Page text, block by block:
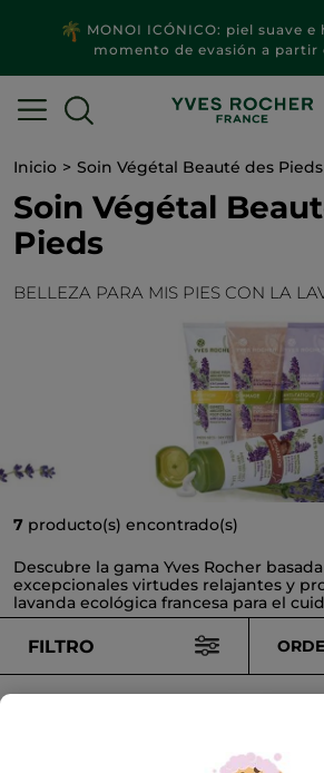
MONOI ICÓNICO: piel suave e
momento de evasión a partir
Inicio Soin Végétal Beauté des Pieds
Soin Végétal
Pieds
BELLEZA PARA MIS PIES CON LA
7 producto(s) encontrado(s)
Descubre la gama Yves Rocher
excepcionales virtudes relajantes y
lavanda ecológica francesa para el
FILTRO